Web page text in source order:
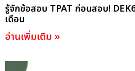
รู้จักข้อสอบ TPAT ก่อนสอบ!
เดือน
อ่านเพิ่มเติม »